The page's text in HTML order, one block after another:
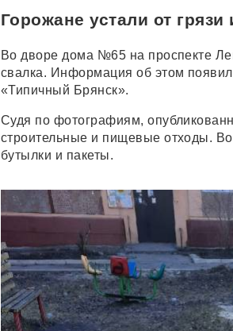
Горожане устали от
Во дворе дома №65 на проспекте
свалка. Информация об этом
«Типичный Брянск».
Судя по фотографиям,
строительные и пищевые отходы.
бутылки и пакеты.